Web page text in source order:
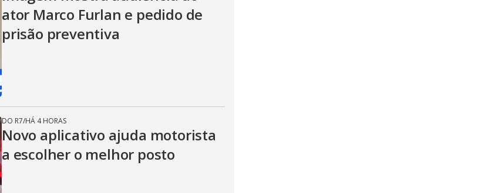
ator Marco Furlan e pedido de
prisão preventiva
DO R7/HÁ 4 HORAS
Novo aplicativo ajuda motorista
a escolher o melhor posto